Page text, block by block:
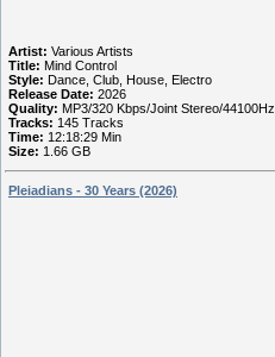
Artist: Various Artists
Title: Mind Control
Style: Dance, Club, House, Electro
Release Date: 2026
Quality: MP3/320 Kbps/Joint Stereo/44100Hz
Tracks: 145 Tracks
Time: 12:18:29 Min
Size: 1.66 GB
Pleiadians - 30 Years (2026)